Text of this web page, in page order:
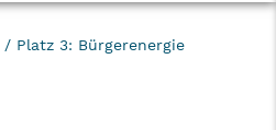
/ Platz 3: Bürgerenergie